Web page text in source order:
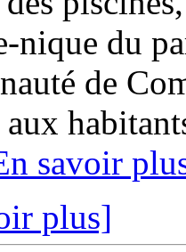
nique du
de
aux
savoir
plus]